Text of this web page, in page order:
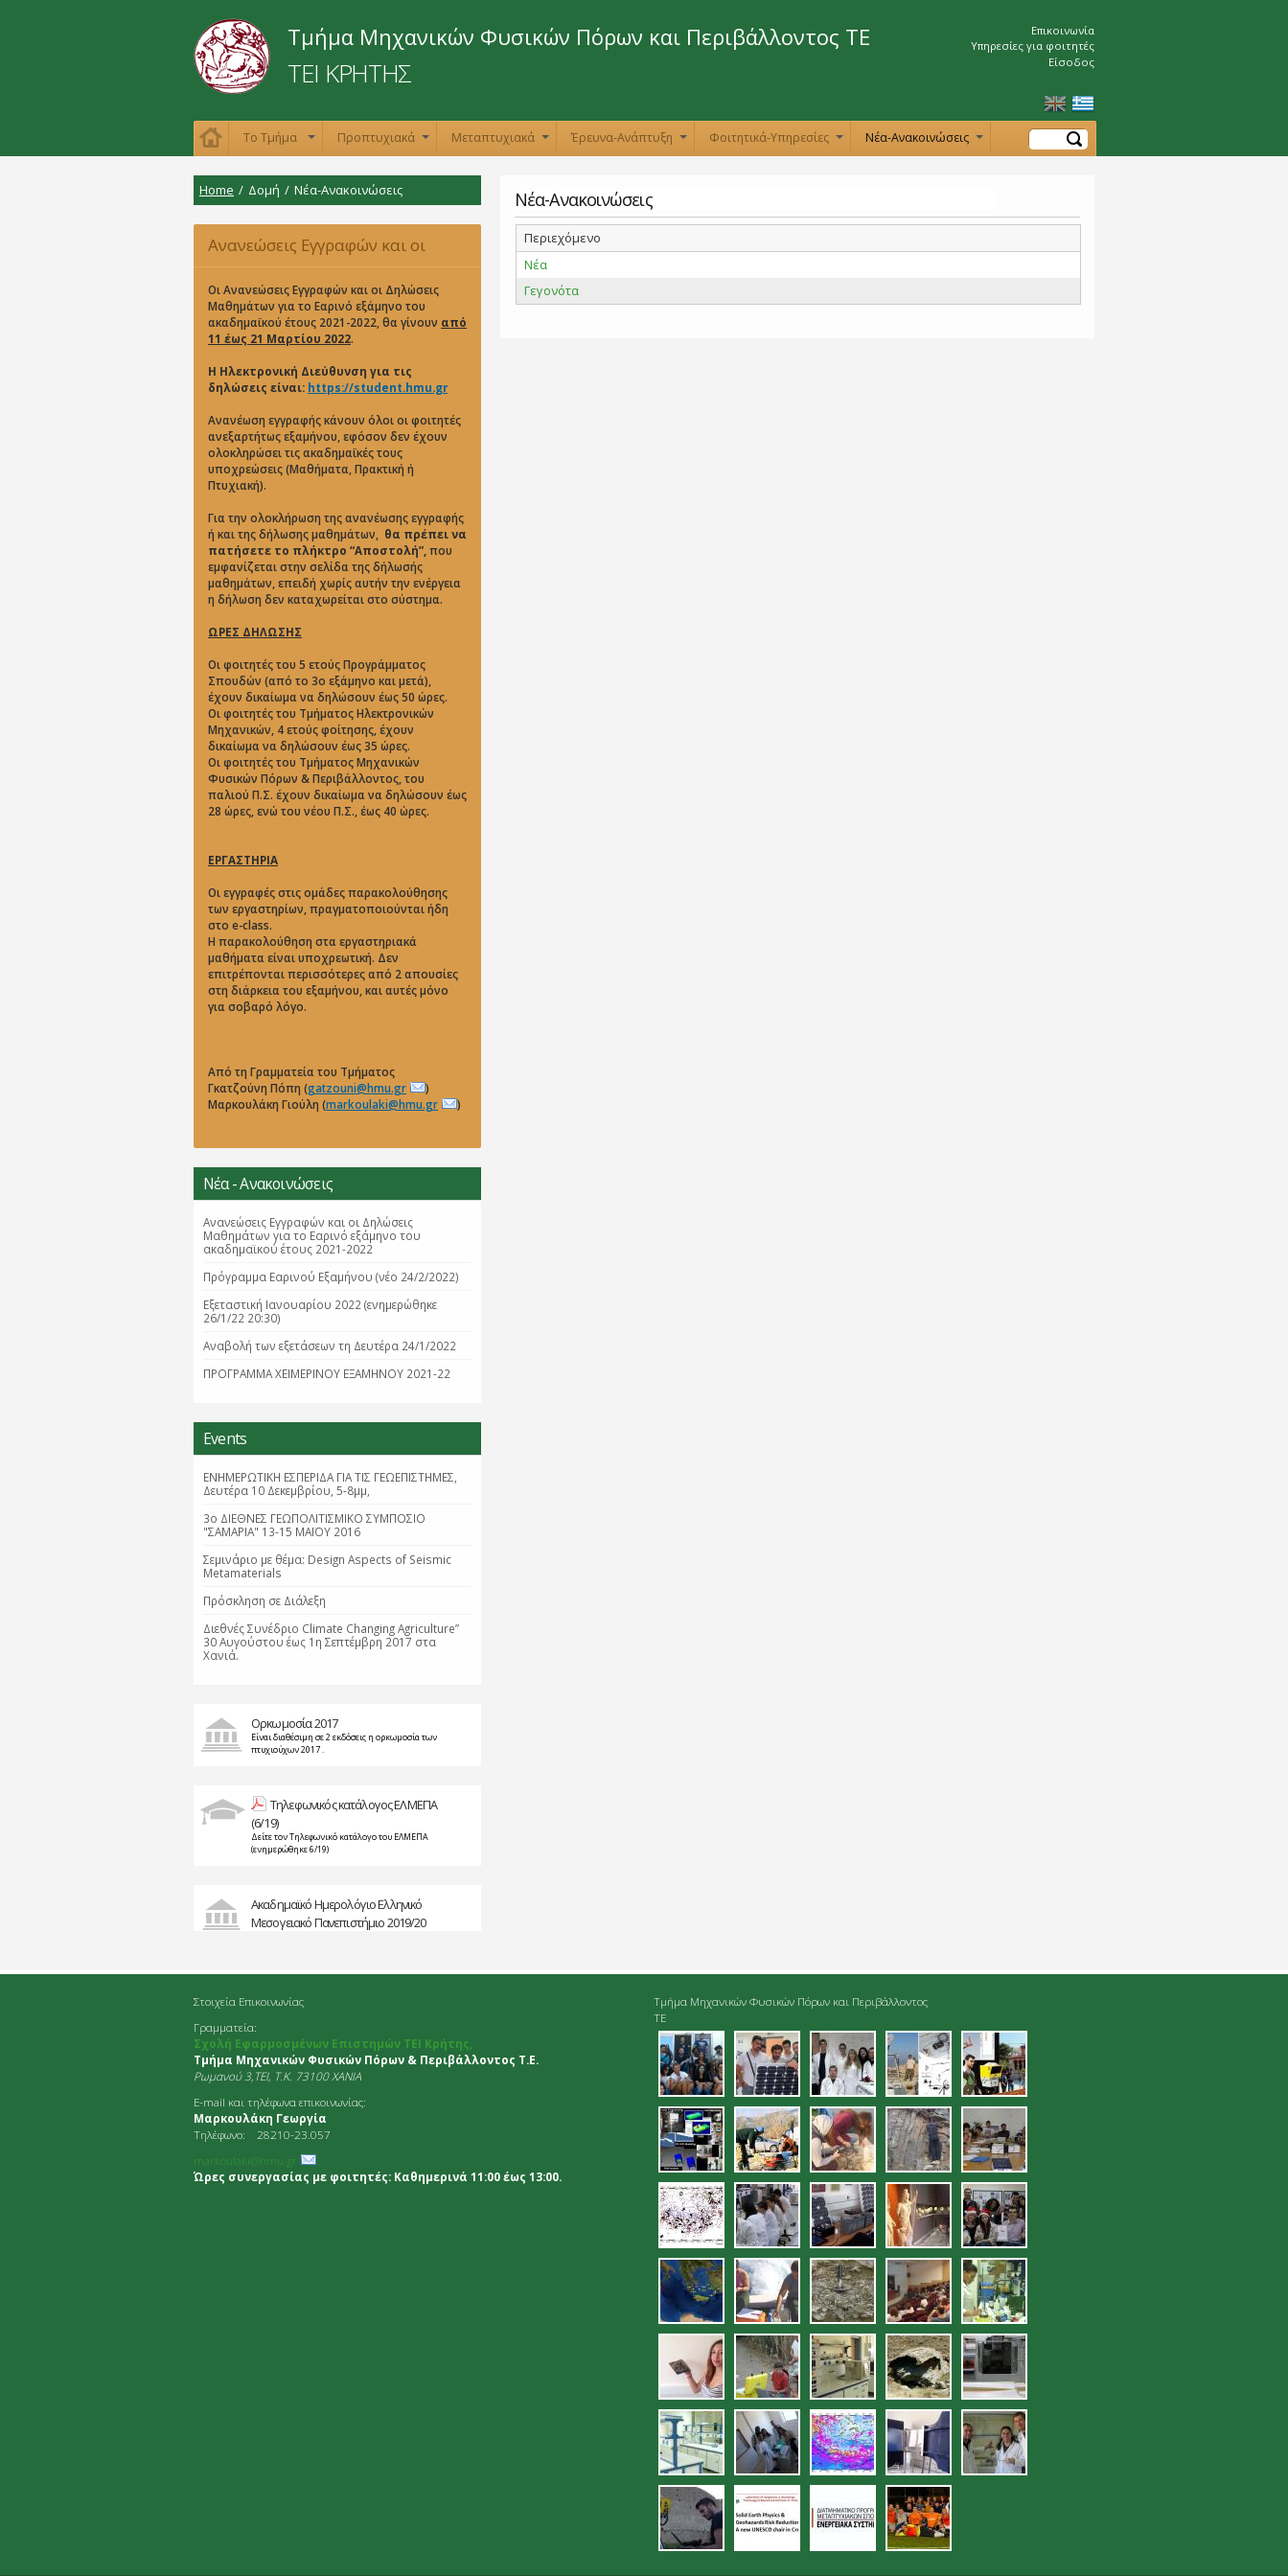
προς το
κυρίως
Τμήμα Μηχανικών Φυσικών Πόρων και Περιβάλλοντος ΤΕ
ΤΕΙ ΚΡΗΤΗΣ
Επικοινωνία
Υπηρεσίες για φοιτητές
Είσοδος
Το Τμήμα Προπτυχιακά Μεταπτυχιακά Έρευνα-Ανάπτυξη Φοιτητικά-Υπηρεσίες Νέα-Ανακοινώσεις Αναζήτηση
Home / Δομή / Νέα-Ανακοινώσεις
Ανανεώσεις Εγγραφών και οι
Δηλώσεις Μαθημάτων για το Εαρινό
εξάμηνο του ακαδημαϊκού έτους
2021-2022
Οι Ανανεώσεις Εγγραφών και οι Δηλώσεις
Μαθημάτων για το Εαρινό εξάμηνο του
ακαδημαϊκού έτους 2021-2022, θα γίνουν από
11 έως 21 Μαρτίου 2022.
Η Ηλεκτρονική Διεύθυνση για τις
δηλώσεις είναι: https://student.hmu.gr
Ανανέωση εγγραφής κάνουν όλοι οι φοιτητές
ανεξαρτήτως εξαμήνου, εφόσον δεν έχουν
ολοκληρώσει τις ακαδημαϊκές τους
υποχρεώσεις (Μαθήματα, Πρακτική ή
Πτυχιακή).
Για την ολοκλήρωση της ανανέωσης εγγραφής
ή και της δήλωσης μαθημάτων, θα πρέπει να
πατήσετε το πλήκτρο “Aποστολή”, που
εμφανίζεται στην σελίδα της δήλωσής
μαθημάτων, επειδή χωρίς αυτήν την ενέργεια
η δήλωση δεν καταχωρείται στο σύστημα.
ΩΡΕΣ ΔΗΛΩΣΗΣ
Οι φοιτητές του 5 ετούς Προγράμματος
Σπουδών (από το 3ο εξάμηνο και μετά),
έχουν δικαίωμα να δηλώσουν έως 50 ώρες.
Οι φοιτητές του Τμήματος Ηλεκτρονικών
Μηχανικών, 4 ετούς φοίτησης, έχουν
δικαίωμα να δηλώσουν έως 35 ώρες.
Οι φοιτητές του Τμήματος Μηχανικών
Φυσικών Πόρων & Περιβάλλοντος, του
παλιού Π.Σ. έχουν δικαίωμα να δηλώσουν έως
28 ώρες, ενώ του νέου Π.Σ., έως 40 ώρες.
ΕΡΓΑΣΤΗΡΙΑ
Οι εγγραφές στις ομάδες παρακολούθησης
των εργαστηρίων, πραγματοποιούνται ήδη
στο e-class.
Η παρακολούθηση στα εργαστηριακά
μαθήματα είναι υποχρεωτική. Δεν
επιτρέπονται περισσότερες από 2 απουσίες
στη διάρκεια του εξαμήνου, και αυτές μόνο
για σοβαρό λόγο.
Από τη Γραμματεία του Τμήματος
Γκατζούνη Πόπη (gatzouni@hmu.gr
)
Μαρκουλάκη Γιούλη (markoulaki@hmu.gr )
Νέα - Ανακοινώσεις
Ανανεώσεις Εγγραφών και οι Δηλώσεις
Μαθημάτων για το Εαρινό εξάμηνο του
ακαδημαϊκού έτους 2021-2022
Πρόγραμμα Εαρινού Εξαμήνου (νέο 24/2/2022)
Εξεταστική Ιανουαρίου 2022 (ενημερώθηκε
26/1/22 20:30)
Aναβολή των εξετάσεων τη Δευτέρα 24/1/2022
ΠΡΟΓΡΑΜΜΑ ΧΕΙΜΕΡΙΝΟΥ ΕΞΑΜΗΝΟΥ 2021-22
Events
ΕΝΗΜΕΡΩΤΙΚΗ ΕΣΠΕΡΙΔΑ ΓΙΑ ΤΙΣ ΓΕΩΕΠΙΣΤΗΜΕΣ,
Δευτέρα 10 Δεκεμβρίου, 5-8μμ,
3ο ΔΙΕΘΝΕΣ ΓΕΩΠΟΛΙΤΙΣΜΙΚΟ ΣΥΜΠΟΣΙΟ
"ΣΑΜΑΡΙΑ" 13-15 ΜΑΪΟΥ 2016
Σεμινάριο με θέμα: Design Aspects of Seismic
Metamaterials
Πρόσκληση σε Διάλεξη
Διεθνές Συνέδριο Climate Changing Agriculture”
30 Αυγούστου έως 1η Σεπτέμβρη 2017 στα
Χανιά.
Ορκωμοσία 2017
Είναι διαθέσιμη σε 2 εκδόσεις η ορκωμοσία των
πτυχιούχων 2017 .
Τηλεφωνικός κατάλογος ΕΛΜΕΠΑ
(6/19)
Δείτε τον Τηλεφωνικό κατάλογο του ΕΛΜΕΠΑ
(ενημερώθηκε 6/19)
Ακαδημαϊκό Ημερολόγιο Ελληνικό
Μεσογειακό Πανεπιστήμιο 2019/20
Νέα-Ανακοινώσεις
Περιεχόμενο
Νέα
Γεγονότα
Στοιχεία Επικοινωνίας
Γραμματεία:
Σχολή Εφαρμοσμένων Επιστημών ΤΕΙ Κρήτης,
Τμήμα Μηχανικών Φυσικών Πόρων & Περιβάλλοντος Τ.Ε.
Ρωμανού 3,TEI, Τ.Κ. 73100 ΧΑΝΙΑ
E-mail και τηλέφωνα επικοινωνίας:
Μαρκουλάκη Γεωργία
Τηλέφωνο: 28210-23.057
markoulaki@hmu.gr
Ώρες συνεργασίας με φοιτητές: Καθημερινά 11:00 έως 13:00.
Τμήμα Μηχανικών Φυσικών Πόρων και Περιβάλλοντος
ΤΕ
01.jpg 02.jpg 03.jpg 04.jpg 05.jpg
06.jpg 07.jpg 08.jpg 09.jpg
10.jpg 11.jpg 12.jpg 13.jpg 14.jpg
15.jpg proetoimasies_deigmatolipsias_en_plo_-
_palaiohora.jpg
16.jpg 17.jpg
18.jpg 19.jpg 20.jpg 21.jpg
22.jpg 23.jpg 24.jpg 25.jpg
26.jpg 27.jpg 28.jpg 29.jpg